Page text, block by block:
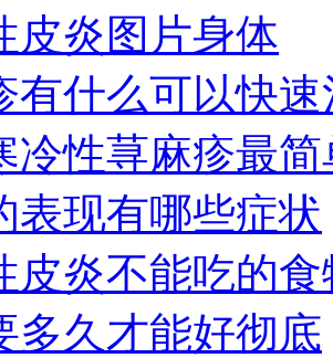
皮炎图片身体
有什么可以快速
冷性荨麻疹最
表现有哪些症状
皮炎不能吃的
多久才能好彻底